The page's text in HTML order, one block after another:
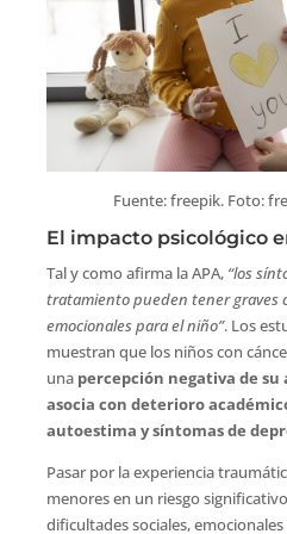
​Fuente: freepik. Foto:
El impacto psicológico
Tal y como afirma la APA, “los
tratamiento pueden tener graves
emocionales para el niño”. Los
muestran que los niños con
una percepción negativa de
asocia con deterioro
autoestima y síntomas de
Pasar por la experiencia
menores en un riesgo
dificultades sociales,